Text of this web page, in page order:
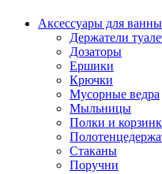
Аксессуары для
Держатели
Дозаторы
Ершики
Крючки
Мусорные ведра
Мыльницы
Полки и
Стаканы
Поручни